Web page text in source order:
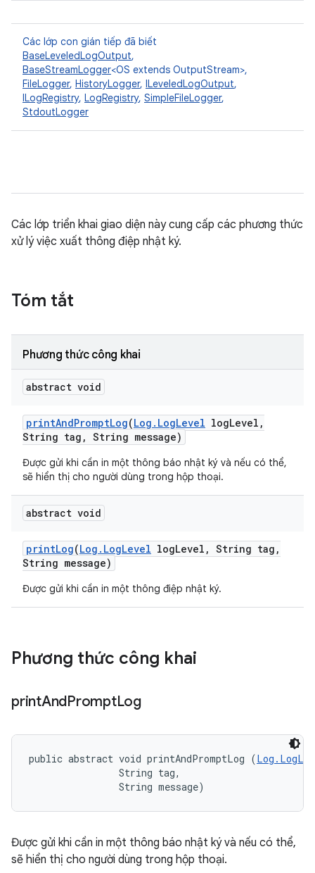
Các lớp con gián tiếp đã biết
BaseLeveledLogOutput,
BaseStreamLogger<OS extends OutputStream>,
FileLogger, HistoryLogger, ILeveledLogOutput,
ILogRegistry, LogRegistry, SimpleFileLogger,
StdoutLogger
Các lớp triển khai giao diện này cung cấp các phương thức
xử lý việc xuất thông điệp nhật ký.
Tóm tắt
Phương thức công khai
abstract void
printAndPromptLog(Log . LogLevel logLevel ,
String tag , String message)
Được gửi khi cần in một thông báo nhật ký và nếu có thể,
sẽ hiển thị cho người dùng trong hộp thoại.
abstract void
printLog(Log . LogLevel logLevel , String tag ,
String message)
Được gửi khi cần in một thông điệp nhật ký.
Phương thức công khai
printAndPromptLog
public abstract void printAndPromptLog (
                String tag,
                String message)
Được gửi khi cần in một thông báo nhật ký và nếu có thể,
sẽ hiển thị cho người dùng trong hộp thoại.